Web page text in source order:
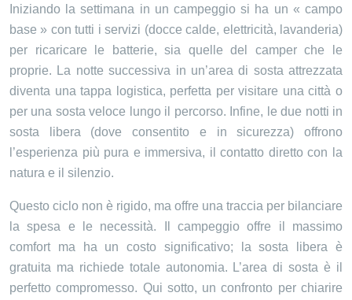
Iniziando la settimana in un campeggio si ha un « campo
base » con tutti i servizi (docce calde, elettricità, lavanderia)
per ricaricare le batterie, sia quelle del camper che le
proprie. La notte successiva in un’area di sosta attrezzata
diventa una tappa logistica, perfetta per visitare una città o
per una sosta veloce lungo il percorso. Infine, le due notti in
sosta libera (dove consentito e in sicurezza) offrono
l’esperienza più pura e immersiva, il contatto diretto con la
natura e il silenzio.
Questo ciclo non è rigido, ma offre una traccia per bilanciare
la spesa e le necessità. Il campeggio offre il massimo
comfort ma ha un costo significativo; la sosta libera è
gratuita ma richiede totale autonomia. L’area di sosta è il
perfetto compromesso. Qui sotto, un confronto per chiarire